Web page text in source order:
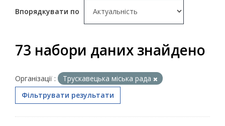
Впорядкувати по
73 набори даних знайдено
Організації :
Трускавецька міська рада
Фільтрувати результати